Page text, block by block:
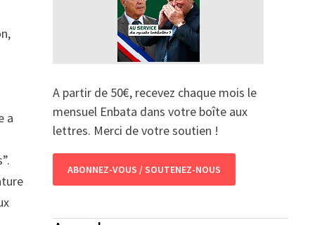
a
A partir de 50€, recevez chaque mois le
mensuel Enbata dans votre boîte aux
lettres. Merci de votre soutien !
ABONNEZ-VOUS / SOUTENEZ-NOUS